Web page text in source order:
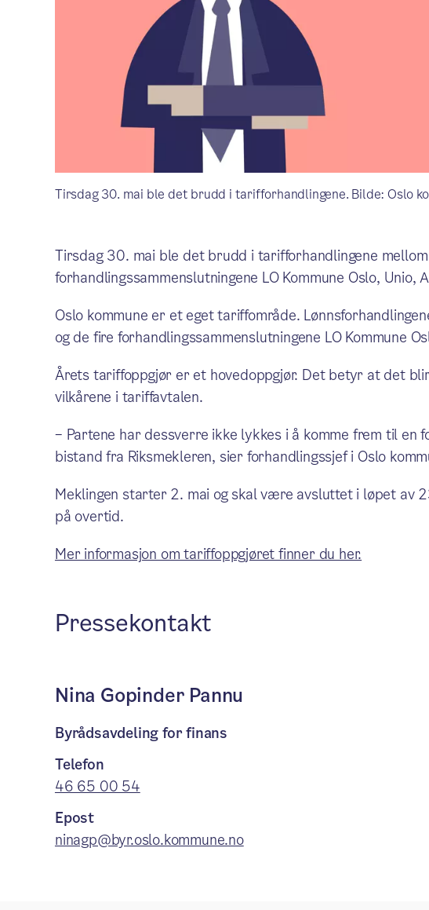
Tirsdag 30. mai ble det brudd i tarifforhandlingene. Bilde: Oslo
Tirsdag 30. mai ble det brudd i tarifforhandlingene
forhandlingssammenslutningene LO Kommune Oslo, Unio,
Oslo kommune er et eget tariffområde.
og de fire forhandlingssammenslutningene LO Kommune
Årets tariffoppgjør er et hovedoppgjør. Det betyr at det
vilkårene i tariffavtalen.
– Partene har dessverre ikke lykkes i å komme frem til en
bistand fra Riksmekleren, sier forhandlingssjef i Oslo
Meklingen starter 2. mai og skal være avsluttet i løpet av
på overtid.
Mer informasjon om tariffoppgjøret finner du her.
Pressekontakt
Nina Gopinder Pannu
Byrådsavdeling for finans
Telefon
46 65 00 54
Epost
ninagp@byr.oslo.kommune.no